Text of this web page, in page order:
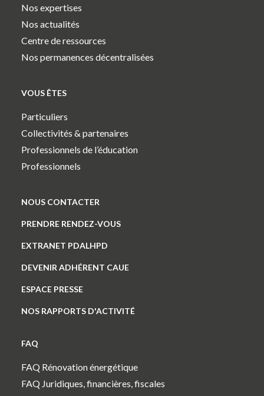
Nos expertises
Nos actualités
Centre de ressources
Nos permanences décentralisées
VOUS ÊTES
Particuliers
Collectivités & partenaires
Professionnels de l’éducation
Professionnels
NOUS CONTACTER
PRENDRE RENDEZ-VOUS
EXTRANET PDALHPD
DEVENIR ADHÉRENT CAUE
ESPACE PRESSE
NOS RAPPORTS D'ACTIVITÉ
FAQ
FAQ Rénovation énergétique
FAQ Juridiques, financières, fiscales